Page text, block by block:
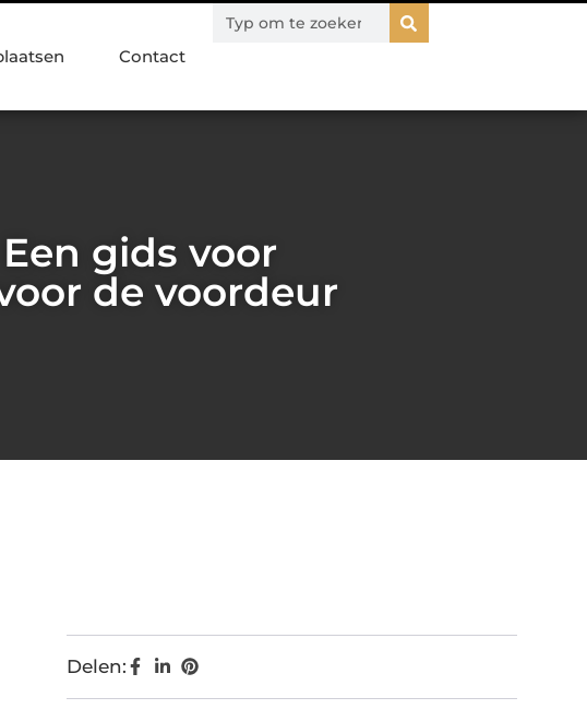
Contact
gids voor
de voordeur
Delen: